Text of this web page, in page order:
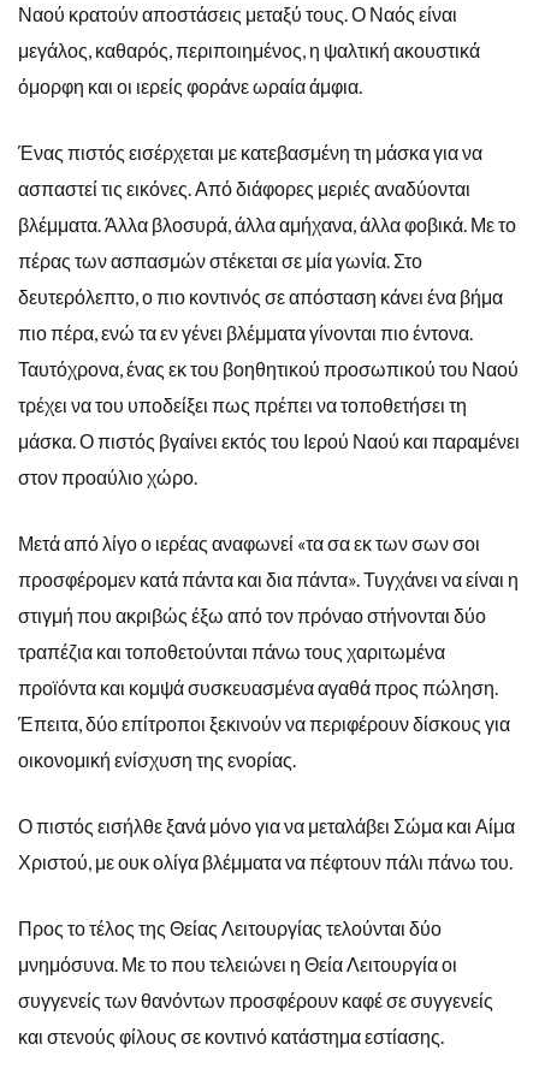
Ναού κρατούν αποστάσεις μεταξύ τους. Ο Ναός είναι
μεγάλος, καθαρός, περιποιημένος, η ψαλτική ακουστικά
όμορφη και οι ιερείς φοράνε ωραία άμφια.
Ένας πιστός εισέρχεται με κατεβασμένη τη μάσκα για να
ασπαστεί τις εικόνες. Από διάφορες μεριές αναδύονται
βλέμματα. Άλλα βλοσυρά, άλλα αμήχανα, άλλα φοβικά. Με το
πέρας των ασπασμών στέκεται σε μία γωνία. Στο
δευτερόλεπτο, ο πιο κοντινός σε απόσταση κάνει ένα βήμα
πιο πέρα, ενώ τα εν γένει βλέμματα γίνονται πιο έντονα.
Ταυτόχρονα, ένας εκ του βοηθητικού προσωπικού του Ναού
τρέχει να του υποδείξει πως πρέπει να τοποθετήσει τη
μάσκα. Ο πιστός βγαίνει εκτός του Ιερού Ναού και παραμένει
στον προαύλιο χώρο.
Μετά από λίγο ο ιερέας αναφωνεί «τα σα εκ των σων σοι
προσφέρομεν κατά πάντα και δια πάντα». Τυγχάνει να είναι η
στιγμή που ακριβώς έξω από τον πρόναο στήνονται δύο
τραπέζια και τοποθετούνται πάνω τους χαριτωμένα
προϊόντα και κομψά συσκευασμένα αγαθά προς πώληση.
Έπειτα, δύο επίτροποι ξεκινούν να περιφέρουν δίσκους για
οικονομική ενίσχυση της ενορίας.
Ο πιστός εισήλθε ξανά μόνο για να μεταλάβει Σώμα και Αίμα
Χριστού, με ουκ ολίγα βλέμματα να πέφτουν πάλι πάνω του.
Προς το τέλος της Θείας Λειτουργίας τελούνται δύο
μνημόσυνα. Με το που τελειώνει η Θεία Λειτουργία οι
συγγενείς των θανόντων προσφέρουν καφέ σε συγγενείς
και στενούς φίλους σε κοντινό κατάστημα εστίασης.